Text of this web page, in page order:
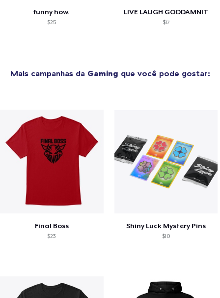
funny how.
$25
LIVE LAUGH GODDAMNIT
$17
Mais campanhas da Gaming que você pode gostar:
Final Boss
$23
Shiny Luck Mystery Pins
$10